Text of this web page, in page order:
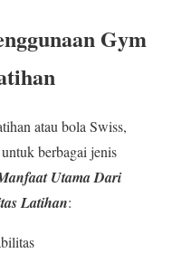
Gym
atau bola Swiss,
berbagai jenis
Utama Dari
Latihan: